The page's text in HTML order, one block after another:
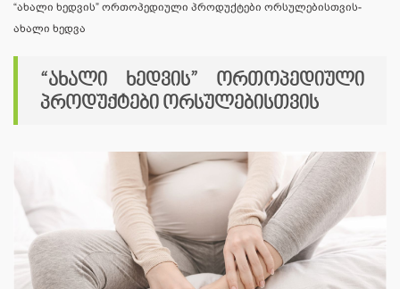
“ახალი ხედვის” ორთოპედიული პროდუქტები ორსულებისთვის-
ახალი ხედვა
“ახალი ხედვის” ორთოპედიული
პროდუქტები ორსულებისთვის